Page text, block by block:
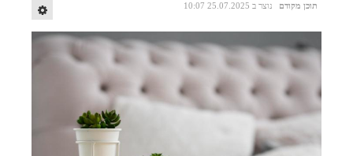
תוכן מקודם נוצר ב 25.07.2025 10:07